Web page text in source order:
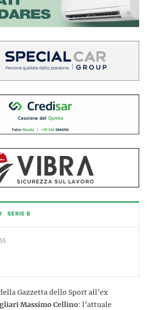
SERIE B
Gazzetta dello Sport all’ex
Massimo Cellino: l’attuale